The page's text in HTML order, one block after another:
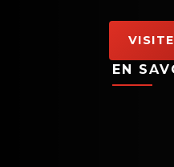
EN